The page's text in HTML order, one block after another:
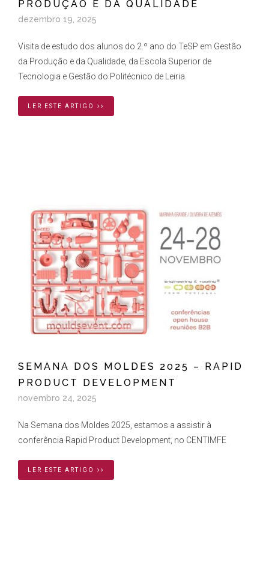
PRODUÇÃO E DA QUALIDADE
dezembro 19, 2025
Visita de estudo dos alunos do 2.º ano do TeSP em Gestão
da Produção e da Qualidade, da Escola Superior de
Tecnologia e Gestão do Politécnico de Leiria
LER ESTE ARTIGO
SEMANA DOS MOLDES 2025 – RAPID
PRODUCT DEVELOPMENT
novembro 24, 2025
Na Semana dos Moldes 2025, estamos a assistir à
conferência Rapid Product Development, no CENTIMFE
LER ESTE ARTIGO